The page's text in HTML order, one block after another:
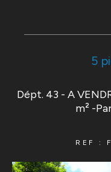
5
Dépt. 43 - A
m² -
REF :